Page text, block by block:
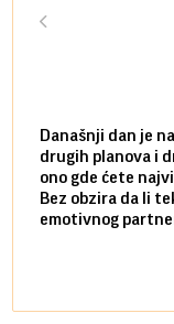
Današnji dan je
drugih planova i
ono gde ćete
Bez obzira da li
emotivnog